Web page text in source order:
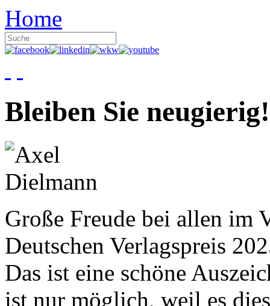
Home
Bleiben Sie neugierig!
Große Freude bei allen im
Deutschen Verlagspreis
Das ist eine schöne
ist nur möglich, weil es